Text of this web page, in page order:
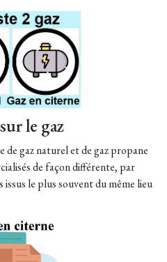
le gaz
de gaz naturel et de gaz propane
de façon différente, par
le plus souvent du même lieu